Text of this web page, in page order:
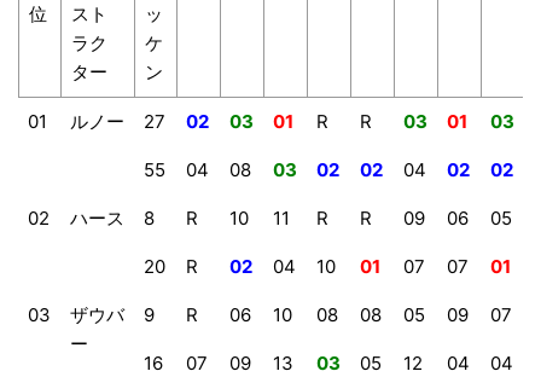
位
スト
ラク
ター
ッ
ケ
ン
01 ルノー 27 02 03 01 R R 03 01 03
55 04 08 03 02 02 04 02 02
02 ハース 8 R 10 11 R R 09 06 05
20 R 02 04 10 01 07 07 01
03
ザウバ
ー
9 R 06 10 08 08 05 09 07
16 07 09 13 03 05 12 04 04